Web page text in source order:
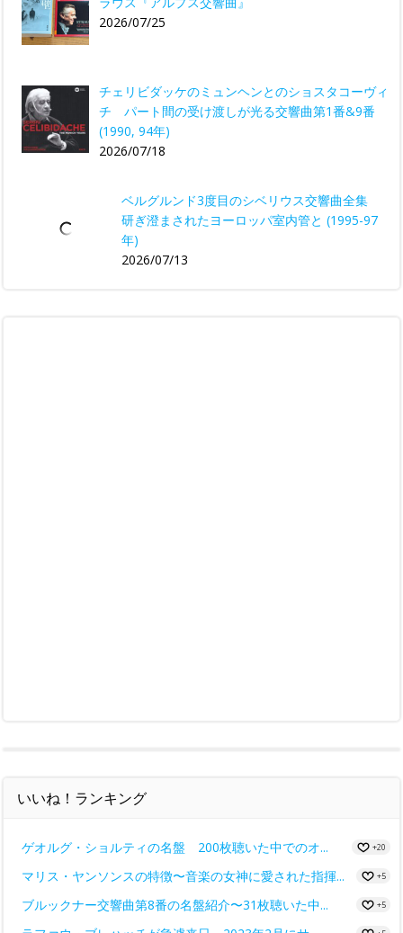
2026/07/25
チェリビダッケのミュンヘンとのショスタコーヴィ
チ パート間の受け渡しが光る交響曲第1番&9番
(1990, 94年)
2026/07/18
ベルグルンド3度目のシベリウス交響曲全集
研ぎ澄まされたヨーロッパ室内管と (1995-97
年)
2026/07/13
いいね！ランキング
ゲオルグ・ショルティの名盤 200枚聴いた中でのオ... +20
マリス・ヤンソンスの特徴〜音楽の女神に愛された指揮... +5
ブルックナー交響曲第8番の名盤紹介〜31枚聴いた中... +5